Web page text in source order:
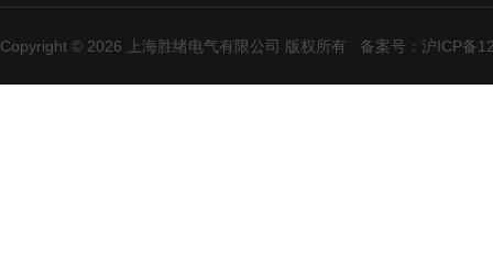
Copyright © 2026 上海胜绪电气有限公司 版权所有 备案号：沪ICP备